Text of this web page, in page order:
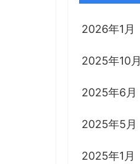
2026年1月
2025年10月
2025年6月
2025年5月
2025年1月